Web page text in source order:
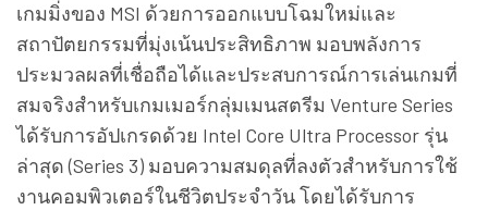
เกมมิ่งของ MSI ด้วยการออกแบบโฉมใหม่และ
สถาปัตยกรรมที่มุ่งเน้นประสิทธิภาพ มอบพลังการ
ประมวลผลที่เชื่อถือได้และประสบการณ์การเล่นเกมที่
สมจริงสำหรับเกมเมอร์กลุ่มเมนสตรีม Venture Series
ได้รับการอัปเกรดด้วย Intel Core Ultra Processor รุ่น
ล่าสุด (Series 3) มอบความสมดุลที่ลงตัวสำหรับการใช้
งานคอมพิวเตอร์ในชีวิตประจำวัน โดยได้รับการ